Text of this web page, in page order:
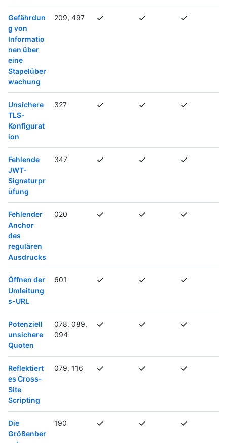
Gefährdun
g von
Informatio
nen über
eine
Stapelüber
wachung
209, 497
Unsichere
TLS-
Konfigurat
ion
327
Fehlende
JWT-
Signaturpr
üfung
347
Fehlender
Anchor
des
regulären
Ausdrucks
020
Öffnen der
Umleitung
s-URL
601
Potenziell
unsichere
Quoten
078, 089,
094
Reflektiert
es Cross-
Site
Scripting
079, 116
Die
Größenber
190